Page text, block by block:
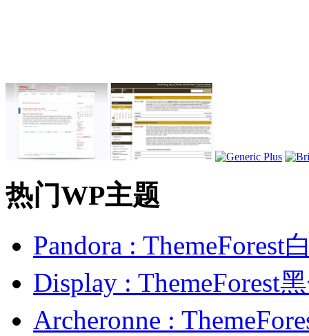
热门WP主题
Pandora : ThemeForest
Display : ThemeForest
Archeronne :